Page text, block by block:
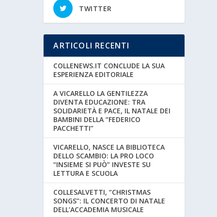
TWITTER
ARTICOLI RECENTI
COLLENEWS.IT CONCLUDE LA SUA
ESPERIENZA EDITORIALE
A VICARELLO LA GENTILEZZA
DIVENTA EDUCAZIONE: TRA
SOLIDARIETÀ E PACE, IL NATALE DEI
BAMBINI DELLA “FEDERICO
PACCHETTI”
VICARELLO, NASCE LA BIBLIOTECA
DELLO SCAMBIO: LA PRO LOCO
“INSIEME SI PUÒ” INVESTE SU
LETTURA E SCUOLA
COLLESALVETTI, “CHRISTMAS
SONGS”: IL CONCERTO DI NATALE
DELL’ACCADEMIA MUSICALE